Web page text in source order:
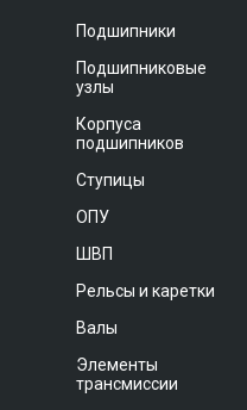
Подшипники
Подшипниковые
узлы
Корпуса
подшипников
Ступицы
ОПУ
ШВП
Рельсы и каретки
Валы
Элементы
трансмиссии